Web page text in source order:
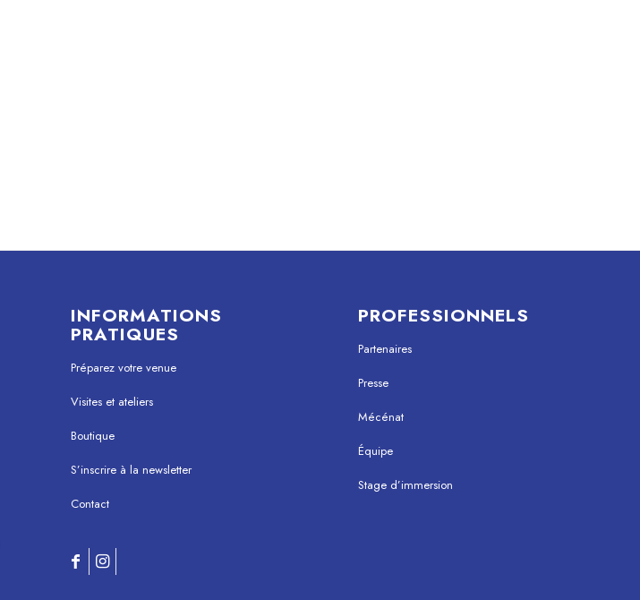
INFORMATIONS
PRATIQUES
Préparez votre venue
Visites et ateliers
Boutique
S’inscrire à la newsletter
Contact
PROFESSIONNELS
Partenaires
Presse
Mécénat
Équipe
Stage d’immersion